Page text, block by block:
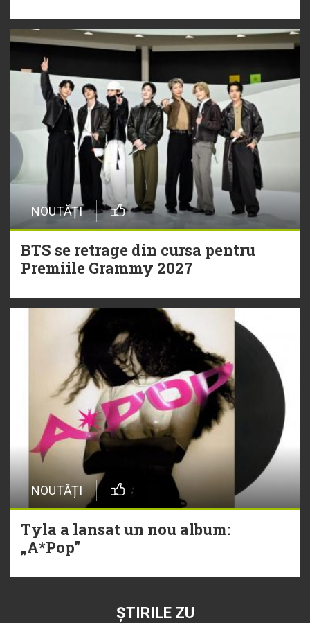
NOUTĂȚI
BTS se retrage din cursa pentru
Premiile Grammy 2027
NOUTĂȚI
Tyla a lansat un nou album:
„A*Pop”
ȘTIRILE ZU